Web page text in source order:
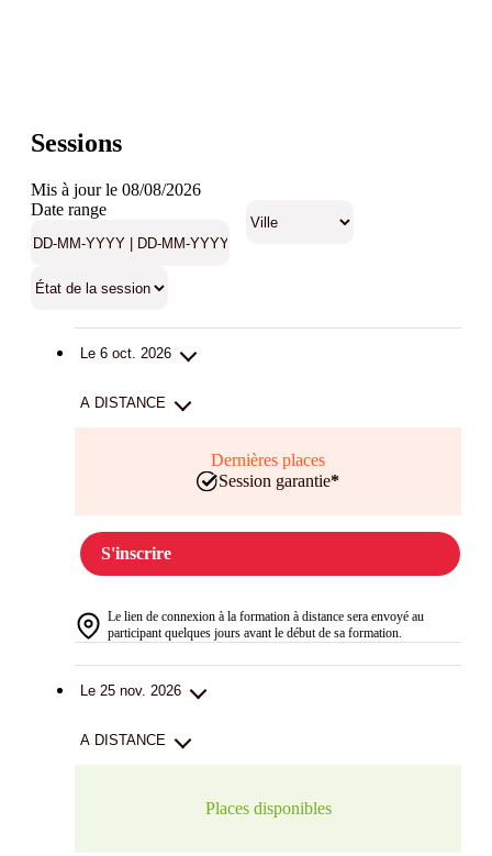
Sessions
Mis à jour le 08/08/2026
Date range
Le 6 oct. 2026
A DISTANCE
Dernières places
Session garantie*
S'inscrire
Le lien de connexion à la formation à distance sera envoyé au
participant quelques jours avant le début de sa formation.
Le 25 nov. 2026
A DISTANCE
Places disponibles